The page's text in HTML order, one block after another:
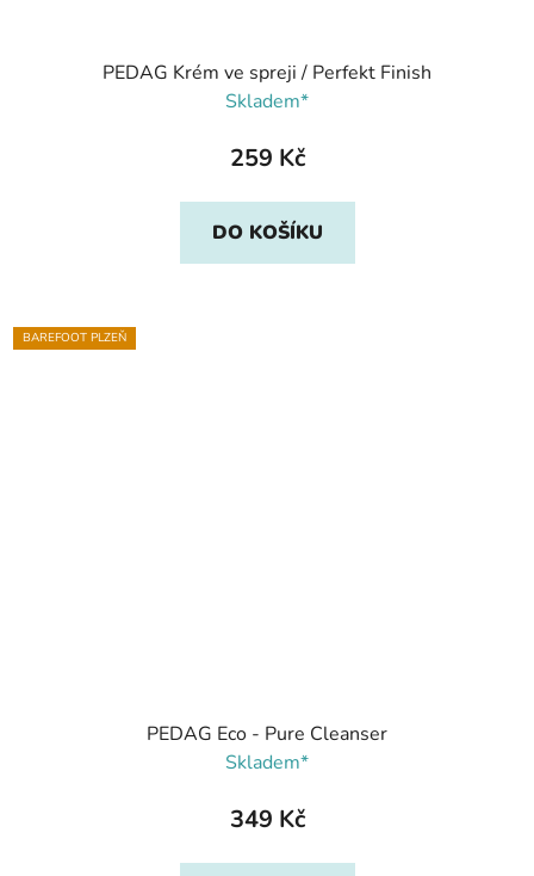
PEDAG Krém ve spreji / Perfekt Finish
Skladem*
259 Kč
DO KOŠÍKU
BAREFOOT PLZEŇ
PEDAG Eco - Pure Cleanser
Skladem*
349 Kč